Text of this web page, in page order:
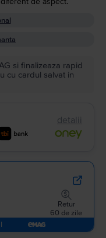
si finalizeaza rapid
cu cardul salvat in
detalii
Retur
60 de zile